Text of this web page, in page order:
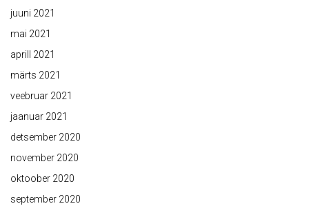
juuni 2021
mai 2021
aprill 2021
märts 2021
veebruar 2021
jaanuar 2021
detsember 2020
november 2020
oktoober 2020
september 2020